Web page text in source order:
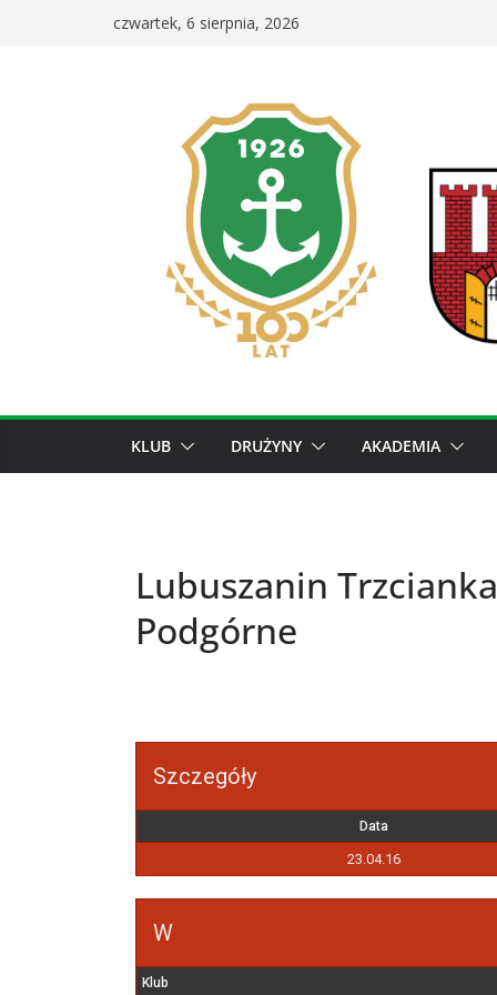
czwartek, 6 sierpnia, 2026
KLUB DRUŻYNY AKADEMIA
Lubuszanin
Podgórne
Szczegóły
Data
23.04.16
W
Klub